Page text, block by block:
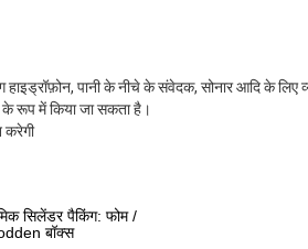
पानी के नीचे के संवेदक, सोनार आदि के लिए
रूप में किया जा सकता है।
करेगी
सिलेंडर पैकिंग: फोम /
बॉक्स